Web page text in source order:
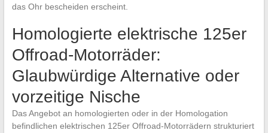
das Ohr bescheiden erscheint.
Homologierte elektrische 125er
Offroad-Motorräder:
Glaubwürdige Alternative oder
vorzeitige Nische
Das Angebot an homologierten oder in der Homologation
befindlichen elektrischen 125er Offroad-Motorrädern strukturiert